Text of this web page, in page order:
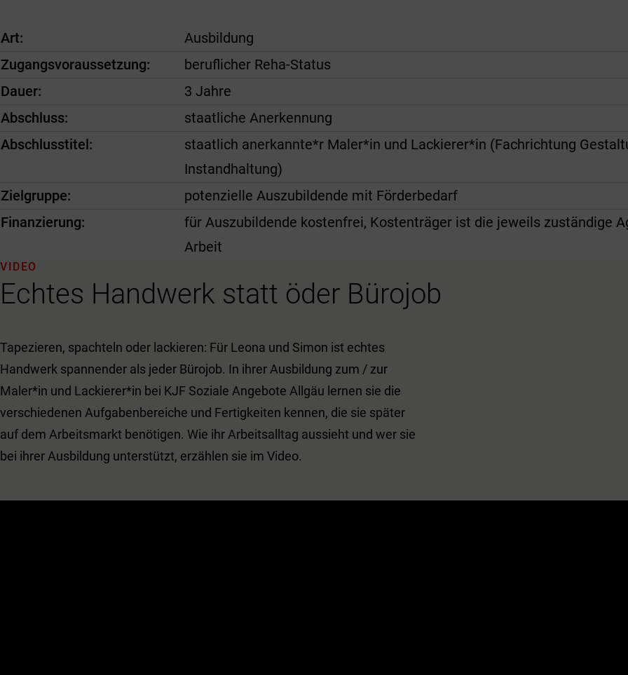
Art
Ausbildung
Zugangsvoraussetzung
beruflicher Reha-Status
Dauer
3 Jahre
Abschluss
staatliche Anerkennung
Abschlusstitel
staatlich anerkannte*r Maler*in und Lackierer*in (Fachrichtung
Instandhaltung)
Zielgruppe
potenzielle Auszubildende mit Förderbedarf
Finanzierung
für Auszubildende kostenfrei, Kostenträger ist die jeweils zuständige
Arbeit
Echtes Handwerk statt öder Bürojob
VIDEO
Tapezieren, spachteln oder lackieren: Für Leona und Simon ist echtes
Handwerk spannender als jeder Bürojob. In ihrer Ausbildung zum / zur
Maler*in und Lackierer*in bei KJF Soziale Angebote Allgäu lernen sie die
verschiedenen Aufgabenbereiche und Fertigkeiten kennen, die sie später
auf dem Arbeitsmarkt benötigen. Wie ihr Arbeitsalltag aussieht und wer sie
bei ihrer Ausbildung unterstützt, erzählen sie im Video.